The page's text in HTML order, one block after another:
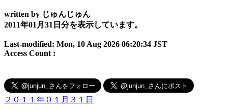
written by じゅんじゅん
2011年01月31日分を表示しています。
Last-modified: Mon, 10 Aug 2026 06:20:34 JST
Access Count :
２０１１年０１月３１日